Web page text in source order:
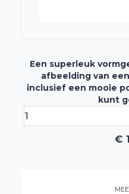
Een superleuk
afbeelding van
inclusief een mooie
kunt
€